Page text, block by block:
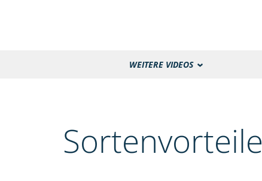
WEITERE VIDEOS
Sortenvorteile